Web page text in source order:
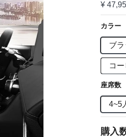
¥
カラー
ブ
コ
座席数
4~5
購入